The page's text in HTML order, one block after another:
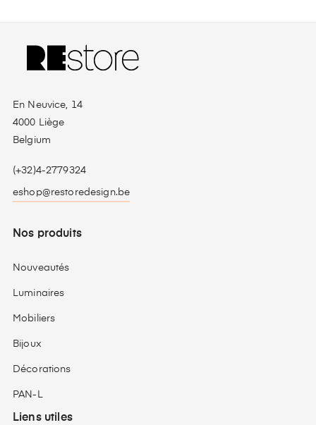
En Neuvice, 14
4000 Liège
Belgium
(+32)4-2779324
eshop@restoredesign.be
Nos produits
Nouveautés
Luminaires
Mobiliers
Bijoux
Décorations
PAN-L
Liens utiles